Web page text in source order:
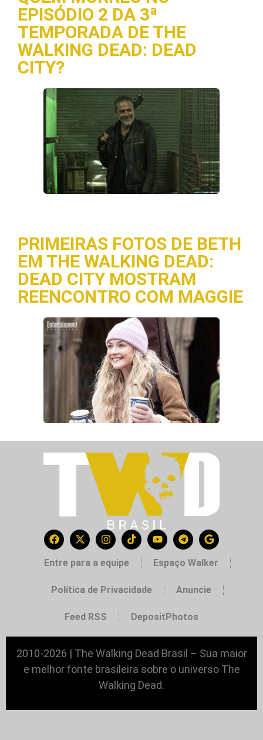
EPISÓDIO 2 DA 3ª
TEMPORADA DE THE
WALKING DEAD: DEAD
CITY?
PRIMEIRAS FOTOS DE BETH
EM THE WALKING DEAD:
DEAD CITY MOSTRAM
REENCONTRO COM MAGGIE
Entre para a equipe Espaço Walker
Política de Privacidade Anuncie
Feed RSS DepositPhotos
2010-2026 | The Walking Dead Brasil – Sua maior
e melhor fonte brasileira sobre o universo The
Walking Dead.